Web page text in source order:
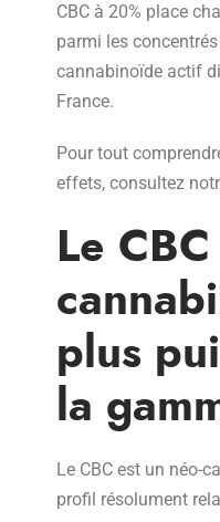
CBC à 20% place
parmi les
cannabinoïde actif
France.
Pour tout
effets, consultez
Le
plus
la
Le CBC est un néo-
profil résolument